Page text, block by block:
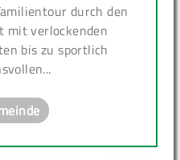
durch den
mit verlockenden
bis zu sportlich